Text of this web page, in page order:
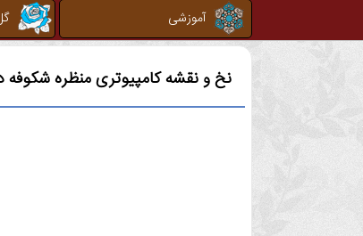
آموزشی
نخ و نقشه کامپیوتریمنظره شکوفه